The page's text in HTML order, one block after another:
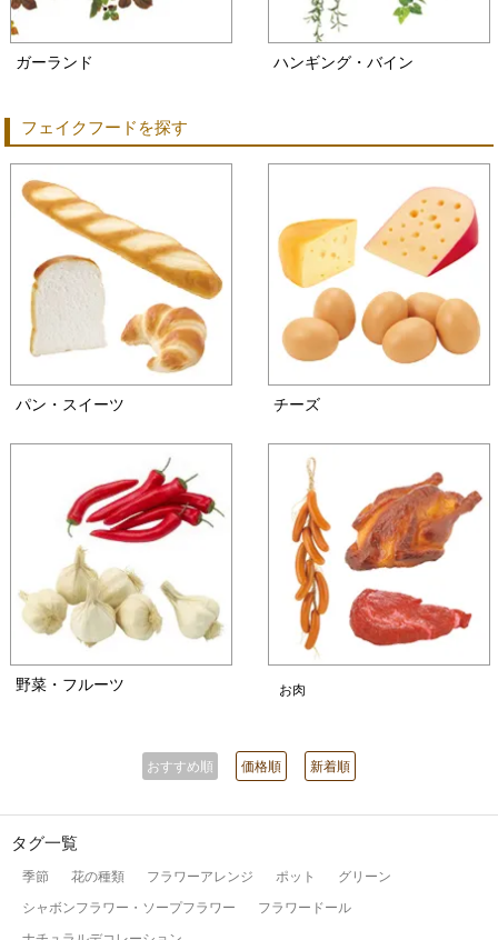
ガーランド ハンギング・バイン
フェイクフードを探す
パン・スイーツ チーズ
野菜・フルーツ お肉
おすすめ順 価格順 新着順
タグ一覧
季節 花の種類 フラワーアレンジ ポット
グリーン
シャボンフラワー・ソープフラワー
フラワードール